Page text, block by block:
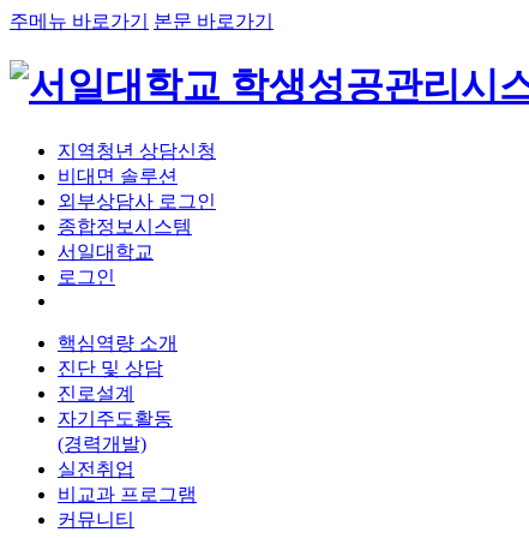
주메뉴 바로가기 본문 바로가기
지역청년 상담신청
비대면 솔루션
외부상담사 로그인
종합정보시스템
서일대학교
로그인
핵심역량 소개
진단 및 상담
진로설계
자기주도활동
(경력개발)
실전취업
비교과 프로그램
커뮤니티